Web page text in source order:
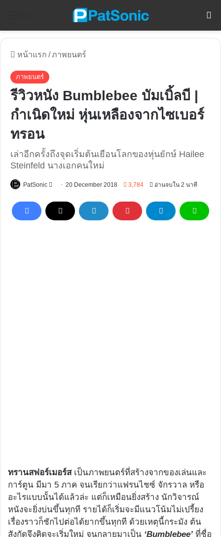
หน้าแรก /ภาพยนตร์
ภาพยนตร์
รีวิวหนัง Bumblebee บัมเบิ้ลบี |
กำเนิดใหม่ หุ่นเหลืองจากไซเบอร์
ทรอน
เล่าอีกครั้งถึงจุดเริ่มต้นเยือนโลกของหุ่นยักษ์ Hailee
Steinfeld นางเอกคนใหม่
PatSonic
Follow20 December 2018 3,784 อ่านจบใน 2 นาที
ทรานสฟอร์เมอร์สเป็นภาพยนตร์ที่สร้างจากของเล่นและ
การ์ตูน มีมา 5 ภาค จนเรียกว่าแฟรนไชซ์ จักรวาล หรือ
อะไรแบบนั้นได้แล้วล่ะ แต่ก็เหมือนยิ่งสร้าง นักวิจารณ์
หนังจะยิ่งบ่นขึ้นทุกที รายได้ก็เริ่มจะมีแนวโน้มไม่เปรี้ยง
เรื่องราวก็ชักไปต่อได้ยากขึ้นทุกที ด้วยเหตุนี้กระมัง ต้น
สังกัดจึงคิดจะเริ่มใหม่ จนกลายมาเป็น ‘Bumblebee’ ที่ชื่อ